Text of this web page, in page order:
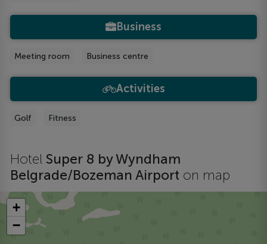
Business
Meeting room Business centre
Activities
Golf Fitness
Hotel Super 8 by Wyndham
Belgrade/Bozeman Airport on map
+
−